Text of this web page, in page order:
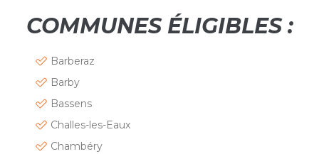
COMMUNES ÉLIGIBLES :
Barberaz
Barby
Bassens
Challes-les-Eaux
Chambéry